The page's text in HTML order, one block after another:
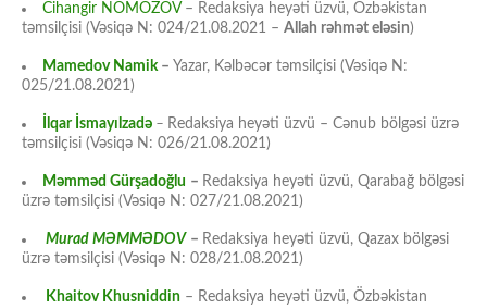
Cihangir NOMOZOV– Redaksiya heyəti üzvü, Özbəkistan
təmsilçisi (Vəsiqə N: 024/21.08.2021 – Allah rəhmət eləsin)
Mamedov Namik– Yazar, Kəlbəcər təmsilçisi (Vəsiqə N:
025/21.08.2021)
İlqar İsmayılzadə – Redaksiya heyəti üzvü – Cənub bölgəsi üzrə
təmsilçisi (Vəsiqə N: 026/21.08.2021)
Məmməd Gürşadoğlu – Redaksiya heyəti üzvü, Qarabağ bölgəsi
üzrə təmsilçisi (Vəsiqə N: 027/21.08.2021)
Murad MƏMMƏDOV – Redaksiya heyəti üzvü, Qazax bölgəsi
üzrə təmsilçisi (Vəsiqə N: 028/21.08.2021)
Khaitov Khusniddin – Redaksiya heyəti üzvü, Özbəkistan